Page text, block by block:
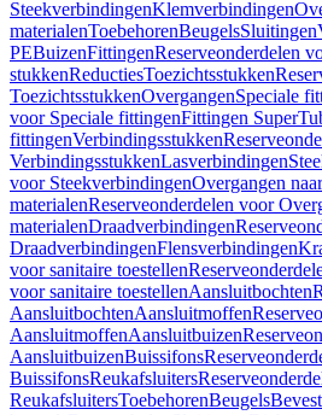
SteekverbindingenKlemverbindingen
materialenToebehorenBeugelsSluitingen
PEBuizenFittingenReserveonderdelen
stukkenReductiesToezichtsstukken
ToezichtsstukkenOvergangenSpeciale
voor Speciale fittingenFittingen
fittingenVerbindingsstukken
VerbindingsstukkenLasverbindingen
voor SteekverbindingenOvergangen
materialenReserveonderdelen voor
materialenDraadverbindingen
DraadverbindingenFlensverbindingen
voor sanitaire toestellen
voor sanitaire toestellenAansluitbochten
AansluitbochtenAansluitmoffen
AansluitmoffenAansluitbuizen
AansluitbuizenBuissifons
BuissifonsReukafsluiters
ReukafsluitersToebehorenBeugels